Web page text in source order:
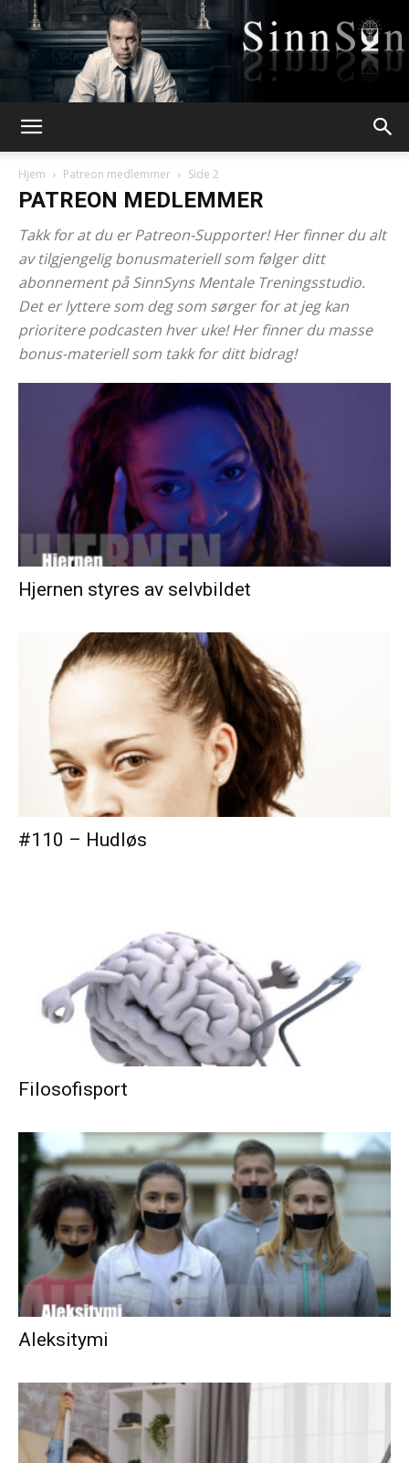
Hjem Patreon medlemmer Side 2
PATREON MEDLEMMER
Takk for at du er Patreon-Supporter! Her finner du alt
av tilgjengelig bonusmateriell som følger ditt
abonnement på SinnSyns Mentale Treningsstudio.
Det er lyttere som deg som sørger for at jeg kan
prioritere podcasten hver uke! Her finner du masse
bonus-materiell som takk for ditt bidrag!
Hjernen styres av selvbildet
#110 – Hudløs
Filosofisport
Aleksitymi